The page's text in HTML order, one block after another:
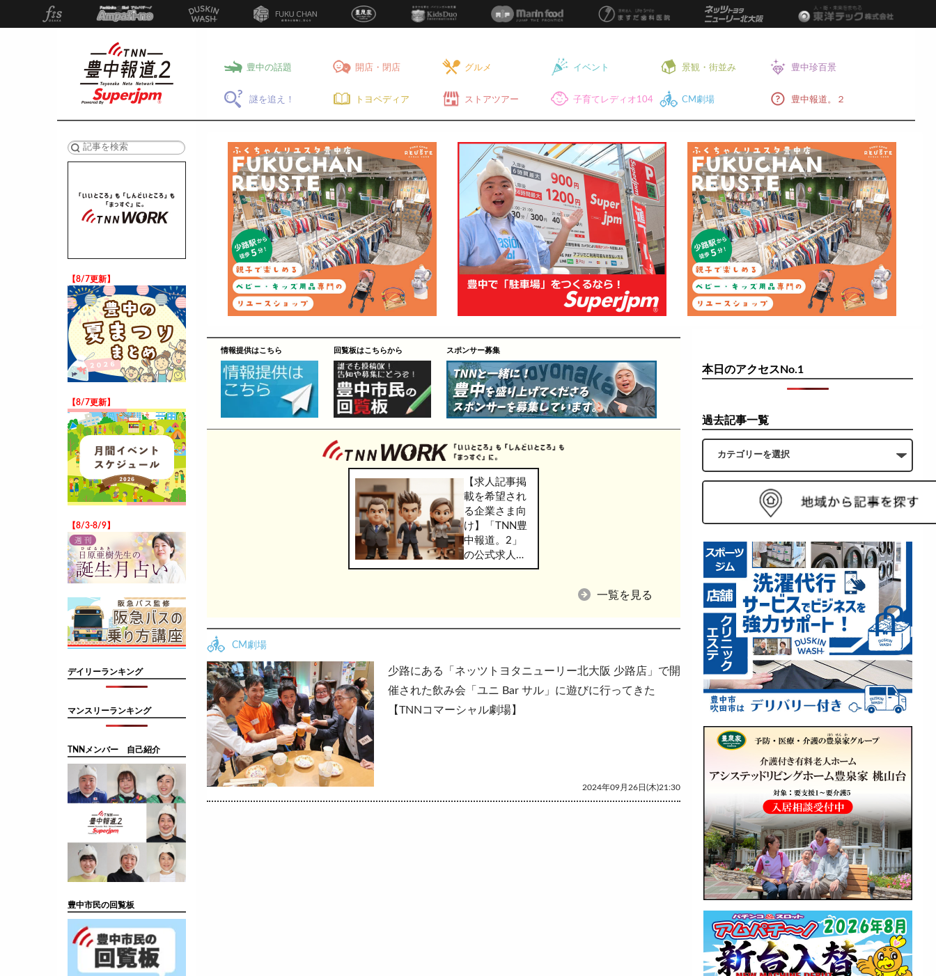
豊中の話題 開店・閉店 グルメ イベント 景観・街並み 豊中珍百景
謎を追え！ トヨペディア ストアツアー 子育てレディオ104 CM劇場 豊中報道。２
情報提供はこちら 回覧板はこちらから スポンサー募集
【求人記事掲
載を希望され
る企業さま向
け】「TNN豊
中報道。2」
の公式求人情
報サービス
して
一覧を見る
CM劇場
少路にある「ネッツトヨタニューリー北大阪 少路店」で開
催された飲み会「ユニ Bar サル」に遊びに行ってきた
【TNNコマーシャル劇場】
2024年09月26日(木)21:30
【8/7更新】
【8/7更新】
【8/3-8/9】
デイリーランキング
マンスリーランキング
TNNメンバー 自己紹介
豊中市民の回覧板
本日のアクセスNo.1
過去記事一覧